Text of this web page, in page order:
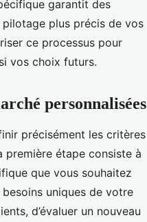
garantit des
plus précis de vos
ce processus pour
vos choix futurs.
personnalisées
précisément les critères
première étape consiste à
que vous souhaitez
uniques de votre
d’évaluer un nouveau